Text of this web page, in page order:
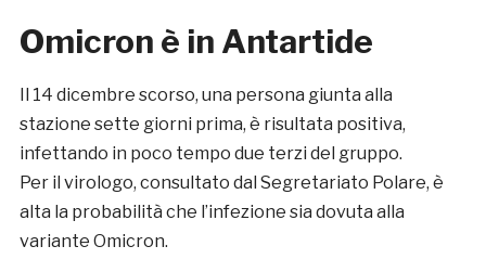
Omicron è in Antartide
Il 14 dicembre scorso, una persona giunta alla
stazione sette giorni prima, è risultata positiva,
infettando in poco tempo due terzi del gruppo.
Per il virologo, consultato dal Segretariato Polare, è
alta la probabilità che l’infezione sia dovuta alla
variante Omicron.